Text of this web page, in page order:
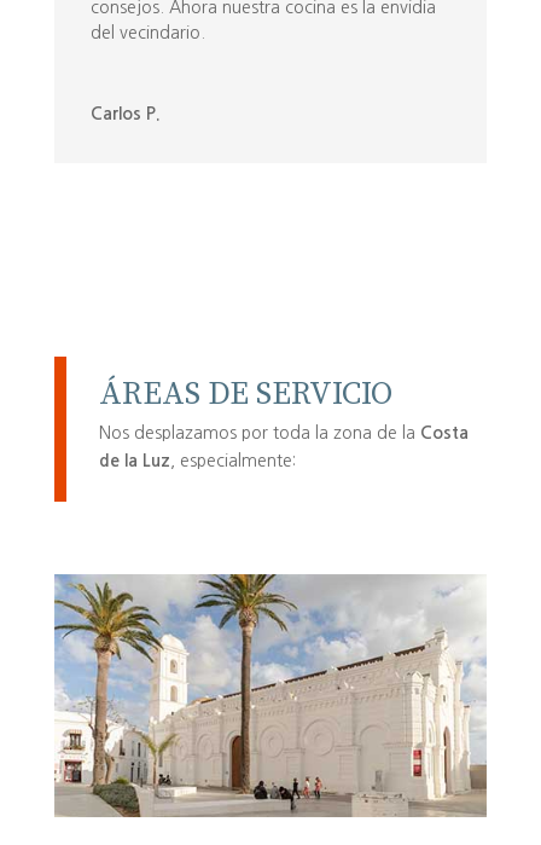
consejos. Ahora nuestra cocina es la envidia
del vecindario.
Carlos P.
ÁREAS DE SERVICIO
Nos desplazamos por toda la zona de la Costa
de la Luz , especialmente: